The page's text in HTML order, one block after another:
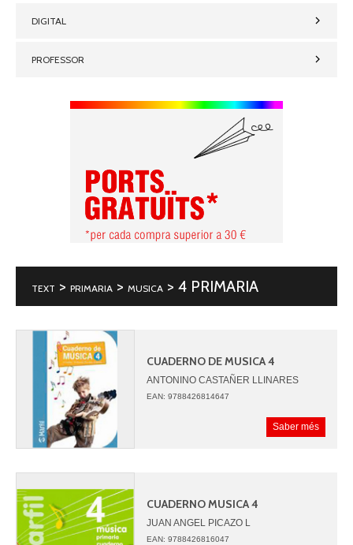
DIGITAL
PROFESSOR
TEXT > PRIMARIA > MUSICA > 4 PRIMARIA
CUADERNO DE MUSICA 4
ANTONINO CASTAÑER LLINARES
MERCEDES FEMENIA SIMO
EAN: 9788426814647
Saber més
CUADERNO MUSICA 4
JUAN ANGEL PICAZO L
EAN: 9788426816047